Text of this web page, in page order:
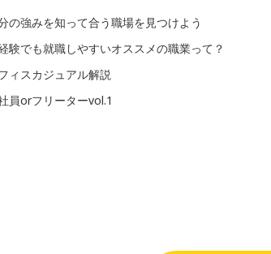
の強みを知って合う職場を見つけよう
験でも就職しやすいオススメの職業って？
ィスカジュアル解説
員orフリーターvol.1